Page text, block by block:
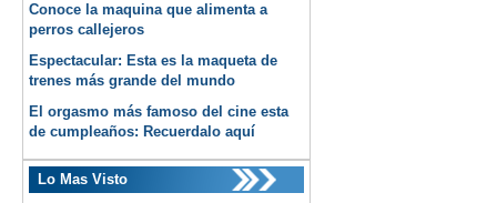
Conoce la maquina que alimenta a
perros callejeros
Espectacular: Esta es la maqueta de
trenes más grande del mundo
El orgasmo más famoso del cine esta
de cumpleaños: Recuerdalo aquí
Lo Mas Visto